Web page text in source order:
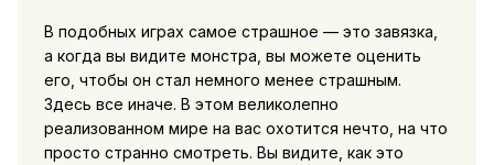
В подобных играх самое страшное — это завязка,
а когда вы видите монстра, вы можете оценить
его, чтобы он стал немного менее страшным.
Здесь все иначе. В этом великолепно
реализованном мире на вас охотится нечто, на что
просто странно смотреть. Вы видите, как это